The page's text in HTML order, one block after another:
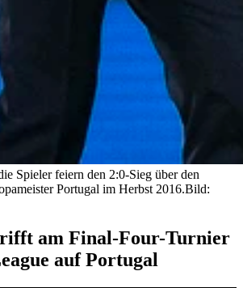
Spieler feiern den 2:0-Sieg über den
Portugal im Herbst 2016.Bild:
am Final-Four-Turnier
auf Portugal